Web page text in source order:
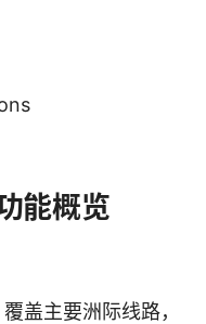
能概览
盖主要洲际线路，